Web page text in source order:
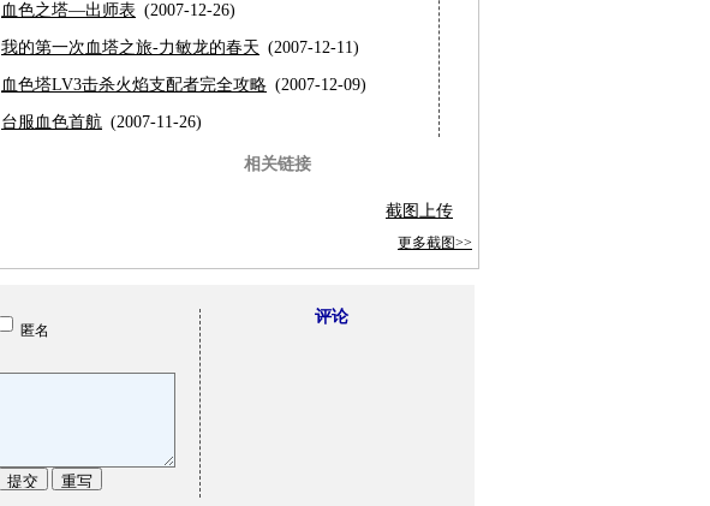
血色之塔—出师表 (2007-12-26)
我的第一次血塔之旅-力敏龙的春天 (2007-12-11)
血色塔LV3击杀火焰支配者完全攻略 (2007-12-09)
台服血色首航 (2007-11-26)
相关链接
截图上传
更多截图>>
匿名
评论